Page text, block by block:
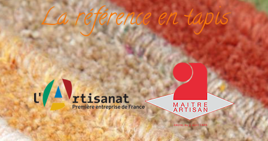
La référence en tapis